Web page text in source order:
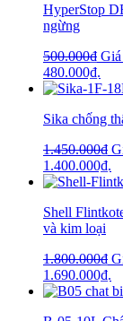
HyperStop
ngừng
500.000₫
480.000₫.
Sika chống
1.450.000₫
1.400.000₫.
Shell
và kim loại
1.800.000₫
1.690.000₫.